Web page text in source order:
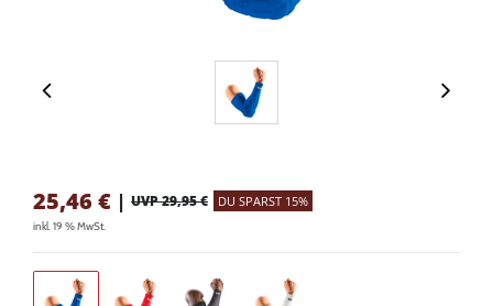
25,46 € | UVP 29,95 € DU SPARST 15%
inkl. 19 % MwSt.